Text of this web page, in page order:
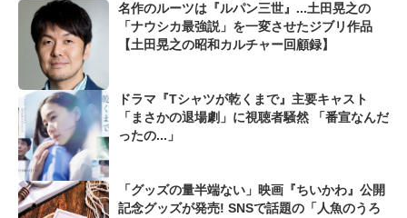
名作のルーツは『ルパン三世』...土田晃之の
「ナウシカ最強説」を一変させたジブリ作品
【土田晃之の昭和カルチャー回顧録】
ドラマ『Tシャツが乾くまで』主要キャスト
「まさかの退場劇」に視聴者騒然 「番宣なんだ
ったの...」
「グッズの量半端ない」映画『ちいかわ』公開
記念グッズが発売! SNSで話題の「人魚のうろ